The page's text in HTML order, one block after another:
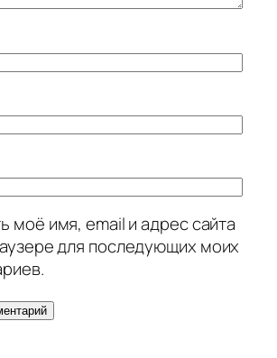
моё имя, email и адрес сайта
для последующих моих